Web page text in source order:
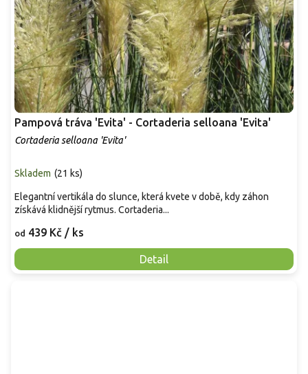
Pampová tráva 'Evita' - Cortaderia selloana 'Evita'
Cortaderia selloana 'Evita'
Skladem (21 ks)
od 439 Kč / ks
Detail
Elegantní vertikála do slunce, která kvete v době, kdy záhon
získává klidnější rytmus. Cortaderia...